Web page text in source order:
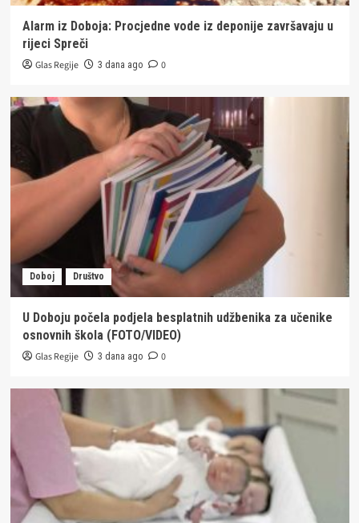
Alarm iz Doboja: Procjedne vode iz deponije završavaju u
rijeci Spreči
Glas Regije 3 dana ago 0
Doboj Društvo
U Doboju počela podjela besplatnih udžbenika za učenike
osnovnih škola (FOTO/VIDEO)
Glas Regije 3 dana ago 0